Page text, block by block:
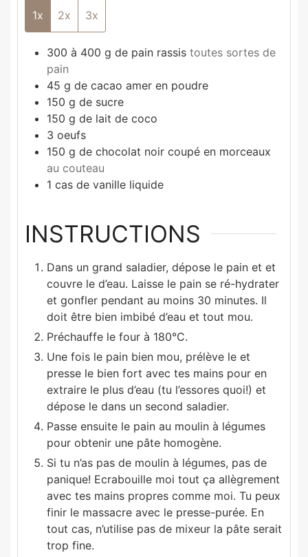
1x 2x 3x
300 à 400 g de pain rassis toutes sortes de
pain
45 g de cacao amer en poudre
150 g de sucre
150 g de lait de coco
3 oeufs
150 g de chocolat noir coupé en morceaux
au couteau
1 cas de vanille liquide
INSTRUCTIONS
Dans un grand saladier, dépose le pain et et
couvre le d’eau. Laisse le pain se ré-hydrater
et gonfler pendant au moins 30 minutes. Il
doit être bien imbibé d’eau et tout mou.
Préchauffe le four à 180°C.
Une fois le pain bien mou, prélève le et
presse le bien fort avec tes mains pour en
extraire le plus d’eau (tu l’essores quoi!) et
dépose le dans un second saladier.
Passe ensuite le pain au moulin à légumes
pour obtenir une pâte homogène.
Si tu n’as pas de moulin à légumes, pas de
panique! Ecrabouille moi tout ça allègrement
avec tes mains propres comme moi. Tu peux
finir le massacre avec le presse-purée. En
tout cas, n’utilise pas de mixeur la pâte serait
trop fine.